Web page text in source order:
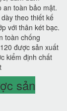
toàn bảo mật.
theo thiết kế
với thân két bạc.
toàn chống
được sản xuất
kiểm định chất
sản